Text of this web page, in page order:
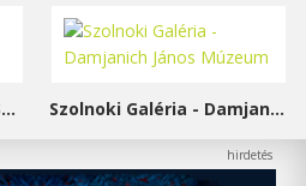
Református templom - Salgótarján Szolnoki Galéria - Damjanich János Múzeum